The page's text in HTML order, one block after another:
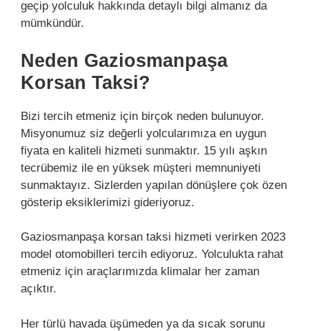
geçip yolculuk hakkında detaylı bilgi almanız da
mümkündür.
Neden Gaziosmanpaşa
Korsan Taksi?
Bizi tercih etmeniz için birçok neden bulunuyor.
Misyonumuz siz değerli yolcularımıza en uygun
fiyata en kaliteli hizmeti sunmaktır. 15 yılı aşkın
tecrübemiz ile en yüksek müşteri memnuniyeti
sunmaktayız. Sizlerden yapılan dönüşlere çok özen
gösterip eksiklerimizi gideriyoruz.
Gaziosmanpaşa korsan taksi hizmeti verirken 2023
model otomobilleri tercih ediyoruz. Yolculukta rahat
etmeniz için araçlarımızda klimalar her zaman
açıktır.
Her türlü havada üşümeden ya da sıcak sorunu